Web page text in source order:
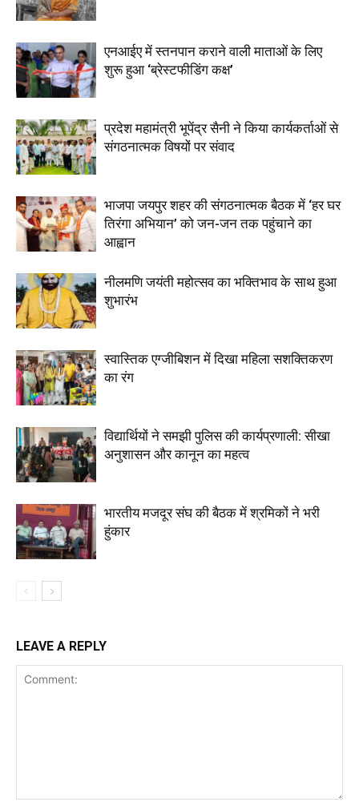
एनआईए में स्तनपान कराने वाली माताओं के लिए
शुरू हुआ ‘ब्रेस्टफीडिंग कक्ष’
प्रदेश महामंत्री भूपेंद्र सैनी ने किया कार्यकर्ताओं से
संगठनात्मक विषयों पर संवाद
भाजपा जयपुर शहर की संगठनात्मक बैठक में ‘हर घर
तिरंगा अभियान’ को जन-जन तक पहुंचाने का
आह्वान
नीलमणि जयंती महोत्सव का भक्तिभाव के साथ हुआ
शुभारंभ
स्वास्तिक एग्जीबिशन में दिखा महिला सशक्तिकरण
का रंग
विद्यार्थियों ने समझी पुलिस की कार्यप्रणाली: सीखा
अनुशासन और कानून का महत्व
भारतीय मजदूर संघ की बैठक में श्रमिकों ने भरी
हुंकार
LEAVE A REPLY